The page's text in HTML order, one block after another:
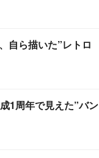
自ら描いた”レトロ
1周年で見えた”バン